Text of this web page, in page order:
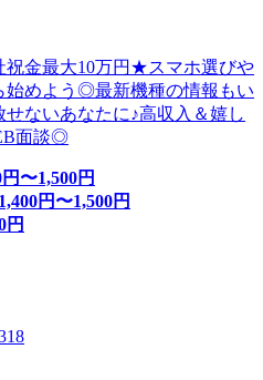
祝金最大10万円★スマホ選びや
始めよう◎最新機種の情報もい
ないあなたに♪高収入＆嬉し
面談◎
円〜1,500円
円〜1,500円
円